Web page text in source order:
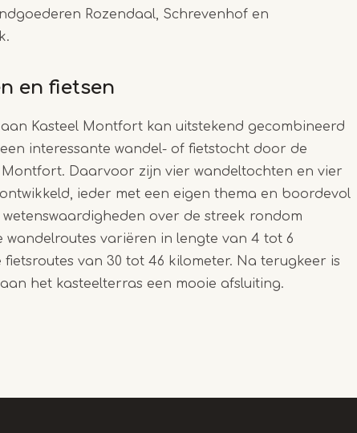
Rozendaal, Schrevenhof en
en fietsen
Kasteel Montfort kan uitstekend gecombineerd
interessante wandel- of fietstocht door de
Daarvoor zijn vier wandeltochten en vier
ieder met een eigen thema en boordevol
wetenswaardigheden over de streek rondom
wandelroutes variëren in lengte van 4 tot 6
fietsroutes van 30 tot 46 kilometer. Na terugkeer is
het kasteelterras een mooie afsluiting.